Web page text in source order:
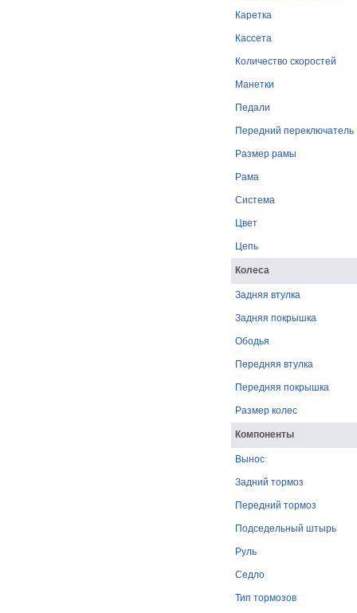
Каретка
Кассета
Количество скоростей
Манетки
Педали
Передний переключатель
Размер рамы
Рама
Система
Цвет
Цепь
Колеса
Задняя втулка
Задняя покрышка
Ободья
Передняя втулка
Передняя покрышка
Размер колес
Компоненты
Вынос
Задний тормоз
Передний тормоз
Подседельный штырь
Руль
Седло
Тип тормозов